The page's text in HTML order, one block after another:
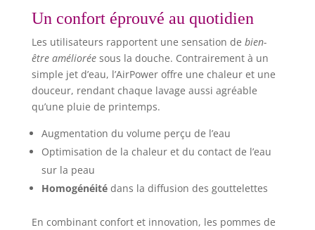
Un confort éprouvé au quotidien
Les utilisateurs rapportent une sensation de bien-
être amélioréesous la douche. Contrairement à un
simple jet d’eau, l’AirPower offre une chaleur et une
douceur, rendant chaque lavage aussi agréable
qu’une pluie de printemps.
Augmentation du volume perçu de l’eau
Optimisation de la chaleur et du contact de l’eau
sur la peau
Homogénéitédans la diffusion des gouttelettes
En combinant confort et innovation, les pommes de